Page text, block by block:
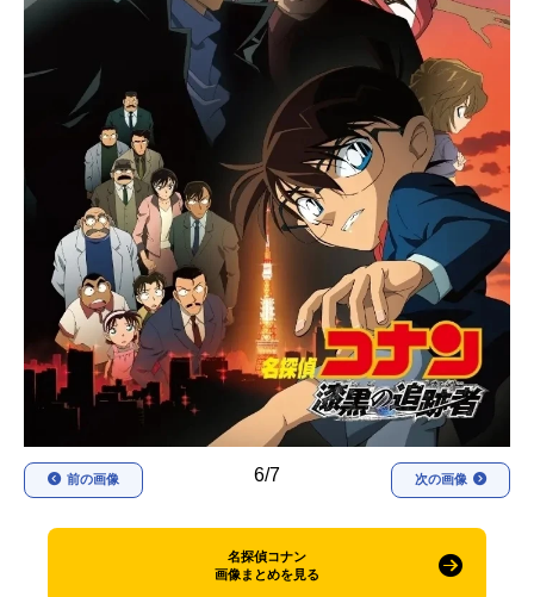
実写化映画一覧
今期アニメ曜日別一覧
春アニメ 夏アニメ
秋アニメ 冬アニメ
男性声優/女性声優一覧
FOLLOW US
6/7
前の画像 次の画像
名探偵コナン
画像まとめを見る